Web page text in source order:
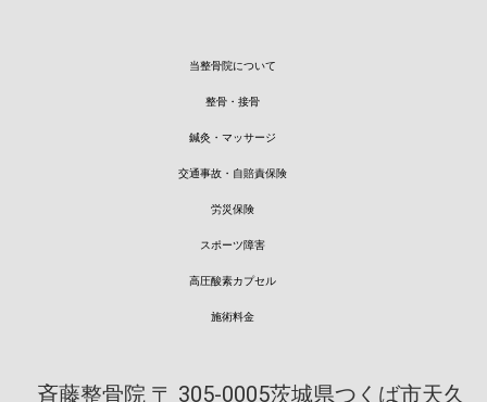
当整骨院について
整骨・接骨
鍼灸・マッサージ
交通事故・自賠責保険
労災保険
スポーツ障害
高圧酸素カプセル
施術料金
斉藤整骨院 〒 305-0005茨城県つくば市天久